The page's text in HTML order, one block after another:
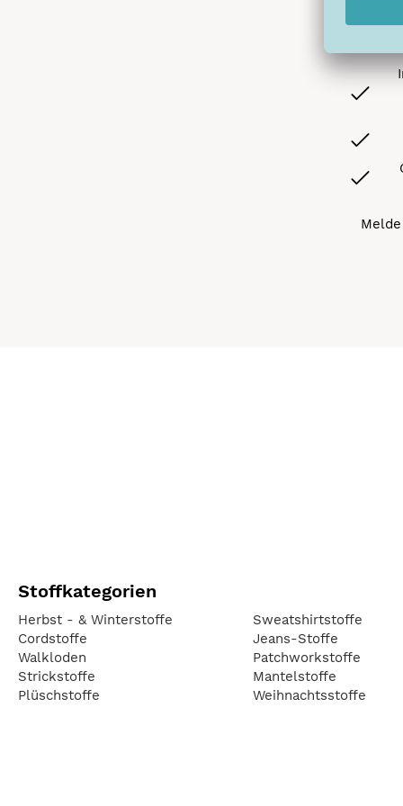
Stoffkategorien
Herbst - & Winterstoffe
Cordstoffe
Walkloden
Strickstoffe
Plüschstoffe
Sweatshirtstoffe
Jeans-Stoffe
Patchworkstoffe
Mantelstoffe
Weihnachtsstoffe